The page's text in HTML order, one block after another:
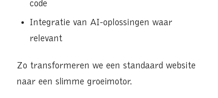
code
Integratie van AI-oplossingen waar
relevant
Zo transformeren we een standaard website
naar een slimme groeimotor.